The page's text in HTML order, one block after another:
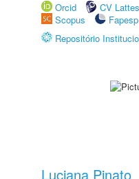
Orcid
CV Lattes
Scopus
Fapesp
Repositório
Luciana Pinato